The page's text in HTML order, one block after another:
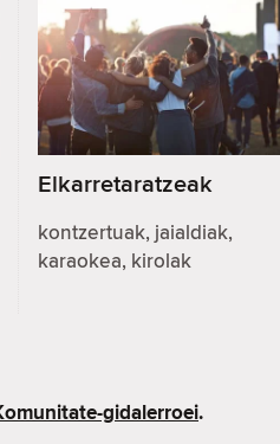
Elkarretaratzeak
kontzertuak, jaialdiak,
karaokea, kirolak
gidalerroei.